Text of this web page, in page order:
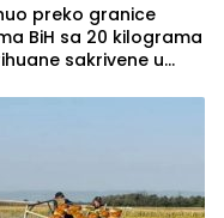
preko granice
BiH sa 20 kilograma
sakrivene u